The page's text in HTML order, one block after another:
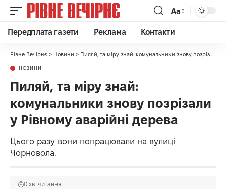
Аа
Передплата газети Реклама Контакти
Рівне Вечірнє > Новини > Пиляй, та міру знай: комунальники знову позрізали у Рівному аварійні дерева
НОВИНИ
Пиляй, та міру знай:
комунальники знову позрізали
у Рівному аварійні дерева
Цього разу вони попрацювали на вулиці
Чорновола.
0 хв. читання